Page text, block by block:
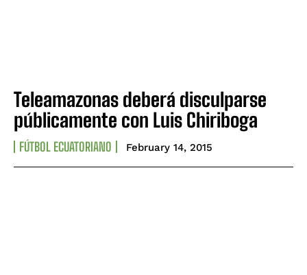
Teleamazonas deberá disculparse
públicamente con Luis Chiriboga
FÚTBOL ECUATORIANO February 14, 2015